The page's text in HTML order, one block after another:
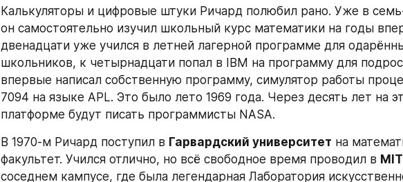
Калькуляторы и цифровые штуки Ричард полюбил рано. Уже в
он самостоятельно изучил школьный курс математики на годы
двенадцати уже учился в летней лагерной программе для
школьников, к четырнадцати попал в IBM на программу для
впервые написал собственную программу, симулятор работы
7094 на языке APL. Это было лето 1969 года. Через десять лет на
платформе будут писать программисты NASA.
В 1970-м Ричард поступил в Гарвардский университет на
факультет. Учился отлично, но всё свободное время проводил в MIT
соседнем кампусе, где была легендарная Лаборатория